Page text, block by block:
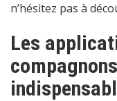
n’hésitez pas à
Les